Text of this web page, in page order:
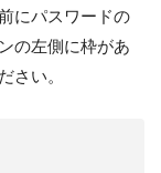
にパスワードの
の左側に枠があ
さい。